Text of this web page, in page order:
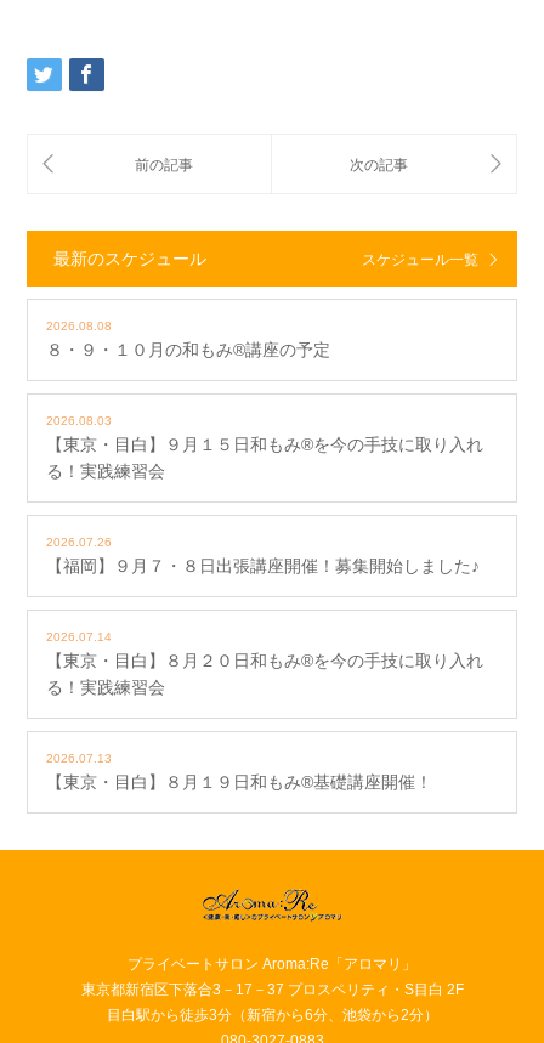
最新のスケジュール スケジュール一覧
2026.08.08
８・９・１０月の和もみ®講座の予定
2026.08.03
【東京・目白】９月１５日和もみ®を今の手技に取り入れ
る！実践練習会
2026.07.26
【福岡】９月７・８日出張講座開催！募集開始しました♪
2026.07.14
【東京・目白】８月２０日和もみ®を今の手技に取り入れ
る！実践練習会
2026.07.13
【東京・目白】８月１９日和もみ®基礎講座開催！
プライベートサロン Aroma:Re「アロマリ」
東京都新宿区下落合3－17－37 プロスペリティ・S目白 2F
目白駅から徒歩3分（新宿から6分、池袋から2分）